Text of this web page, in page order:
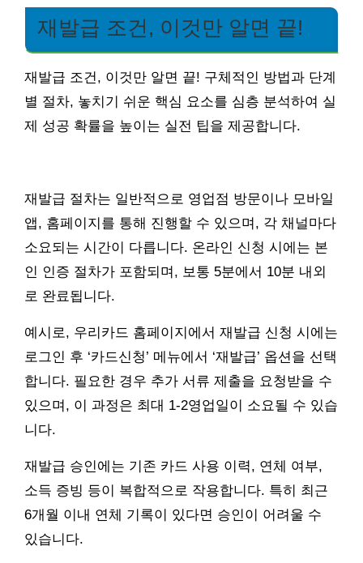
재발급 조건, 이것만 알면 끝!
재발급 조건, 이것만 알면 끝! 구체적인 방법과 단계
별 절차, 놓치기 쉬운 핵심 요소를 심층 분석하여 실
제 성공 확률을 높이는 실전 팁을 제공합니다.
재발급 절차는 일반적으로 영업점 방문이나 모바일
앱, 홈페이지를 통해 진행할 수 있으며, 각 채널마다
소요되는 시간이 다릅니다. 온라인 신청 시에는 본
인 인증 절차가 포함되며, 보통 5분에서 10분 내외
로 완료됩니다.
예시로, 우리카드 홈페이지에서 재발급 신청 시에는
로그인 후 ‘카드신청’ 메뉴에서 ‘재발급’ 옵션을 선택
합니다. 필요한 경우 추가 서류 제출을 요청받을 수
있으며, 이 과정은 최대 1-2영업일이 소요될 수 있습
니다.
재발급 승인에는 기존 카드 사용 이력, 연체 여부,
소득 증빙 등이 복합적으로 작용합니다. 특히 최근
6개월 이내 연체 기록이 있다면 승인이 어려울 수
있습니다.